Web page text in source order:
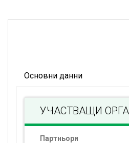
Основни данни
УЧАСТВАЩИ
Партньори